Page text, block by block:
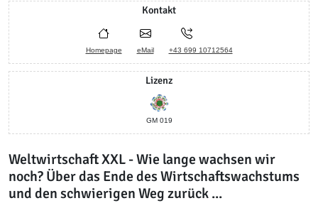
Kontakt
Homepage eMail +43 699 10712564
Lizenz
GM 019
Weltwirtschaft XXL - Wie lange wachsen wir
noch? Über das Ende des Wirtschaftswachstums
und den schwierigen Weg zurück ...